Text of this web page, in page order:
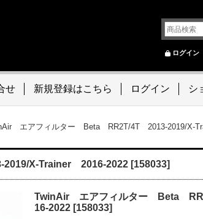
ログイン
せ 新規登録はこちら ログイン シ
エアフィルター Beta RR2T/4T 2013-2019/X-
X-Trainer 2016-2022 [158033]
TwinAir エアフィルター Beta
16-2022 [158033]